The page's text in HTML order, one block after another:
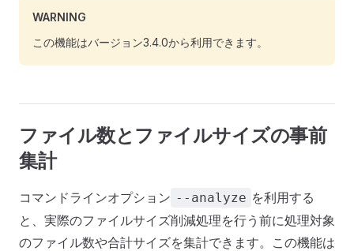
WARNING
この機能はバージョン3.4.0から利用できます。
ファイル数とファイルサイズの事前
集計
コマンドラインオプション --analyze を利用する
と、実際のファイルサイズ削減処理を行う前に処理対象
のファイル数や合計サイズを集計できます。この機能は